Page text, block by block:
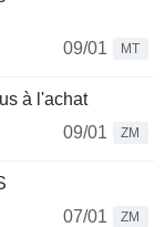
09/01
MT
à l'achat
09/01
ZM
07/01
ZM